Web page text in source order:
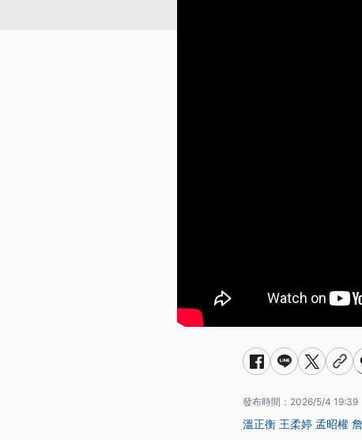
發布時間： 2026/5/4 19:39
溫正衡 王柔婷 孟昭權